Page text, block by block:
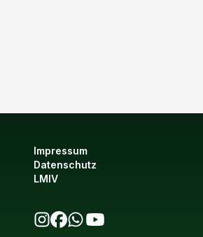
Impressum
Datenschutz
LMIV